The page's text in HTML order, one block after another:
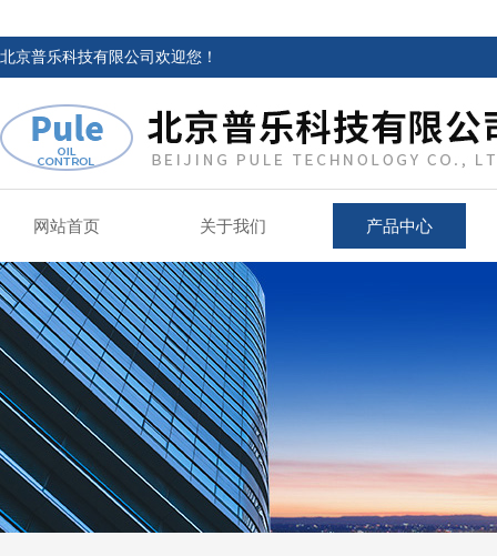
北京普乐科技有限公司欢迎您！
网站首页 关于我们 产品中心